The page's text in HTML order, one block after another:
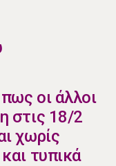
οι άλλοι
στις 18/2
χωρίς
τυπικά